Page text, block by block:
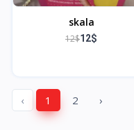
skala
12$12$
‹ 1 2 ›